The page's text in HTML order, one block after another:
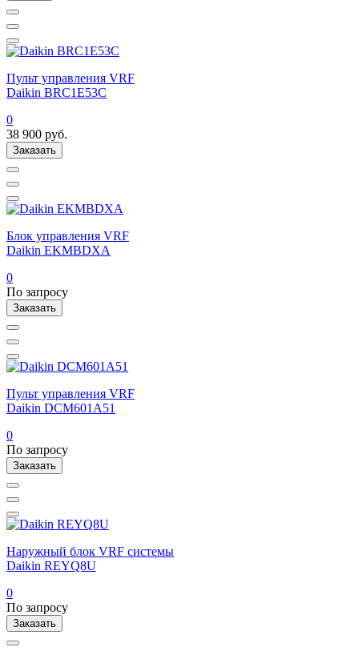
Пульт управления VRF
Daikin BRC1E53C
0
38 900 руб.
Заказать
Блок управления VRF
Daikin EKMBDXA
0
По запросу
Заказать
Пульт управления VRF
Daikin DCM601A51
0
По запросу
Заказать
Наружный блок VRF системы
Daikin REYQ8U
0
По запросу
Заказать